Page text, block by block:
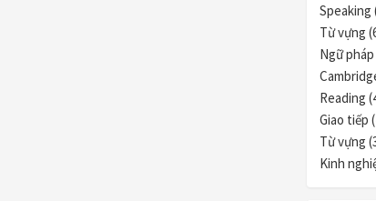
Speaking
Từ vựng
Ngữ pháp
Reading
Giao tiếp
Từ vựng
Kinh